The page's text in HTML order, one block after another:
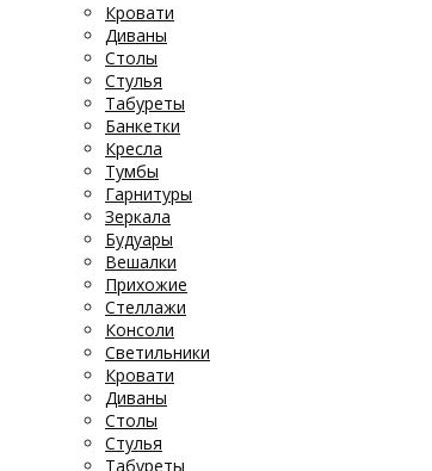
Кровати
Диваны
Столы
Стулья
Табуреты
Банкетки
Кресла
Тумбы
Гарнитуры
Зеркала
Будуары
Вешалки
Прихожие
Стеллажи
Консоли
Светильники
Кровати
Диваны
Столы
Стулья
Табуреты